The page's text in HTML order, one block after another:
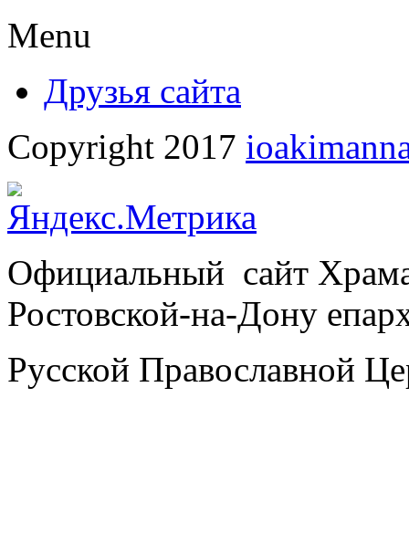
Menu
Друзья сайта
Copyright 2017
Официальный сайт
Ростовской-на-Дону
Русской Православной